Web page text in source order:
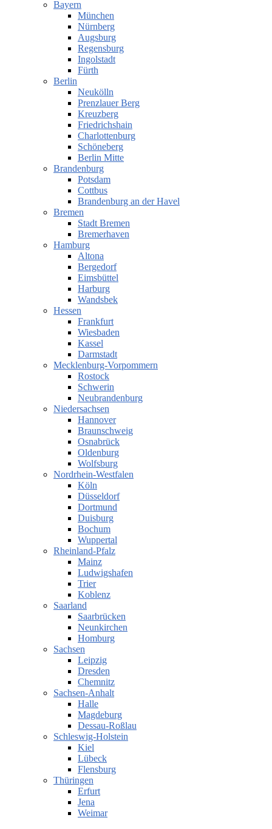
Bayern
München
Nürnberg
Augsburg
Regensburg
Ingolstadt
Fürth
Berlin
Neukölln
Prenzlauer Berg
Kreuzberg
Friedrichshain
Charlottenburg
Schöneberg
Berlin Mitte
Brandenburg
Potsdam
Cottbus
Brandenburg an der Havel
Bremen
Stadt Bremen
Bremerhaven
Hamburg
Altona
Bergedorf
Eimsbüttel
Harburg
Wandsbek
Hessen
Frankfurt
Wiesbaden
Kassel
Darmstadt
Mecklenburg-Vorpommern
Rostock
Schwerin
Neubrandenburg
Niedersachsen
Hannover
Braunschweig
Osnabrück
Oldenburg
Wolfsburg
Nordrhein-Westfalen
Köln
Düsseldorf
Dortmund
Duisburg
Bochum
Wuppertal
Rheinland-Pfalz
Mainz
Ludwigshafen
Trier
Koblenz
Saarland
Saarbrücken
Neunkirchen
Homburg
Sachsen
Leipzig
Dresden
Chemnitz
Sachsen-Anhalt
Halle
Magdeburg
Dessau-Roßlau
Schleswig-Holstein
Kiel
Lübeck
Flensburg
Thüringen
Erfurt
Jena
Weimar